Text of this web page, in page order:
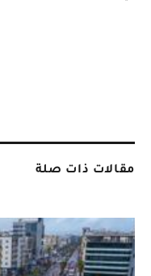
مقالات ذات صلة